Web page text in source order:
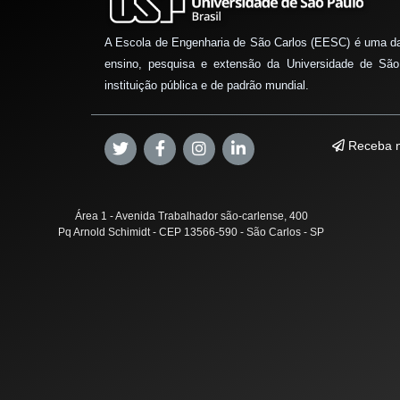
A Escola de Engenharia de São Carlos (EESC) é uma
ensino, pesquisa e extensão da Universidade de
instituição pública e de padrão mundial.
Receba
Área 1 - Avenida Trabalhador são-carlense, 400
Pq Arnold Schimidt - CEP 13566-590 - São Carlos - SP